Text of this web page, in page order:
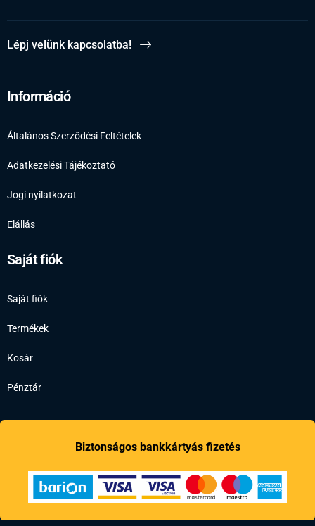
Lépj velünk kapcsolatba!
Információ
Általános Szerződési Feltételek
Adatkezelési Tájékoztató
Jogi nyilatkozat
Elállás
Saját fiók
Saját fiók
Termékek
Kosár
Pénztár
Biztonságos bankkártyás fizetés